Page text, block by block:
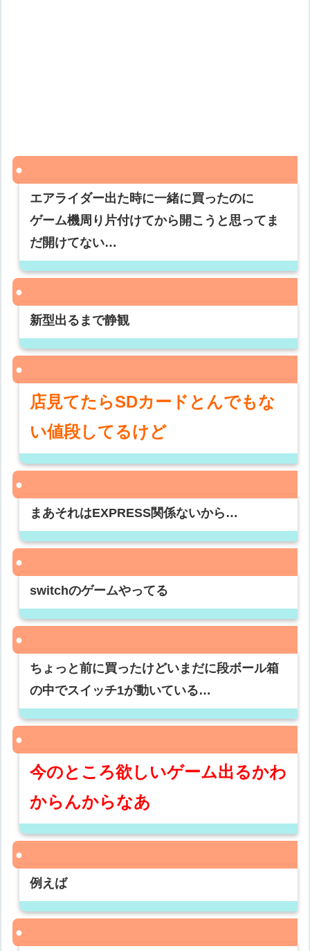
エアライダー出た時に一緒に買ったのに
ゲーム機周り片付けてから開こうと思ってま
だ開けてない…
新型出るまで静観
店見てたらSDカードとんでもな
い値段してるけど
まあそれはEXPRESS関係ないから…
switchのゲームやってる
ちょっと前に買ったけどいまだに段ボール箱
の中でスイッチ1が動いている…
今のところ欲しいゲーム出るかわ
からんからなあ
例えば